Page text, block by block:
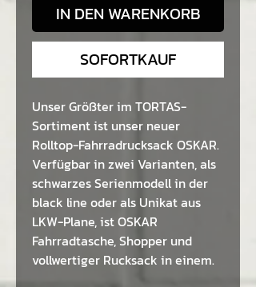
IN DEN WARENKORB
SOFORTKAUF
Unser Größter im TORTAS-
Sortiment ist unser neuer
Rolltop-Fahrradrucksack OSKAR.
Verfügbar in zwei Varianten, als
schwarzes Serienmodell in der
black line oder als Unikat aus
LKW-Plane, ist OSKAR
Fahrradtasche, Shopper und
vollwertiger Rucksack in einem.